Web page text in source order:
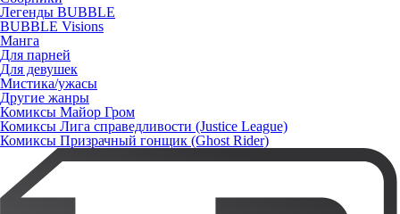
Легенды BUBBLE
BUBBLE Visions
Манга
Для парней
Для девушек
Мистика/ужасы
Другие жанры
Комиксы Майор Гром
Комиксы Лига справедливости (Justice League)
Комиксы Призрачный гонщик (Ghost Rider)